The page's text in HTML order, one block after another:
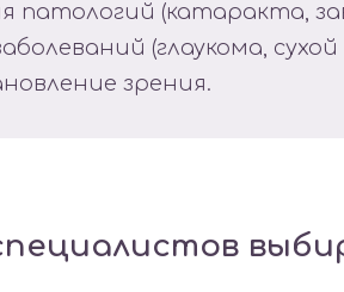
патологий (катаракта,
(глаукома,
зрения.